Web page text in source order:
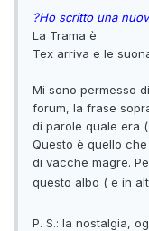
?Ho scritto una
La Trama è
Tex arriva e le
Mi sono permesso
forum, la frase
di parole quale era
Questo è quello
di vacche magre.
questo albo ( e in
P. S.: la nostalgia,